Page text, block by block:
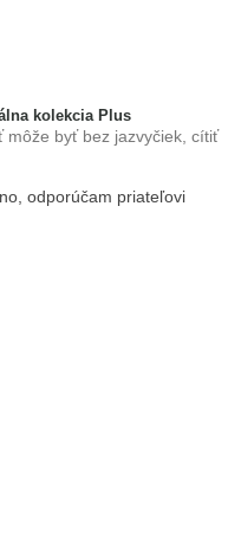
kolekcia Plus
môže byť bez jazvyčiek, cítiť
odporúčam priateľovi